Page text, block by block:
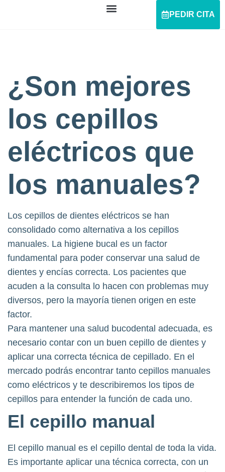
PEDIR CITA
¿Son mejores
los cepillos
eléctricos que
los manuales?
Los cepillos de dientes eléctricos se han
consolidado como alternativa a los cepillos
manuales. La higiene bucal es un factor
fundamental para poder conservar una salud de
dientes y encías correcta. Los pacientes que
acuden a la consulta lo hacen con problemas muy
diversos, pero la mayoría tienen origen en este
factor.
Para mantener una salud bucodental adecuada, es
necesario contar con un buen cepillo de dientes y
aplicar una correcta técnica de cepillado. En el
mercado podrás encontrar tanto cepillos manuales
como eléctricos y te describiremos los tipos de
cepillos para entender la función de cada uno.
El cepillo manual
El cepillo manual es el cepillo dental de toda la vida.
Es importante aplicar una técnica correcta, con un